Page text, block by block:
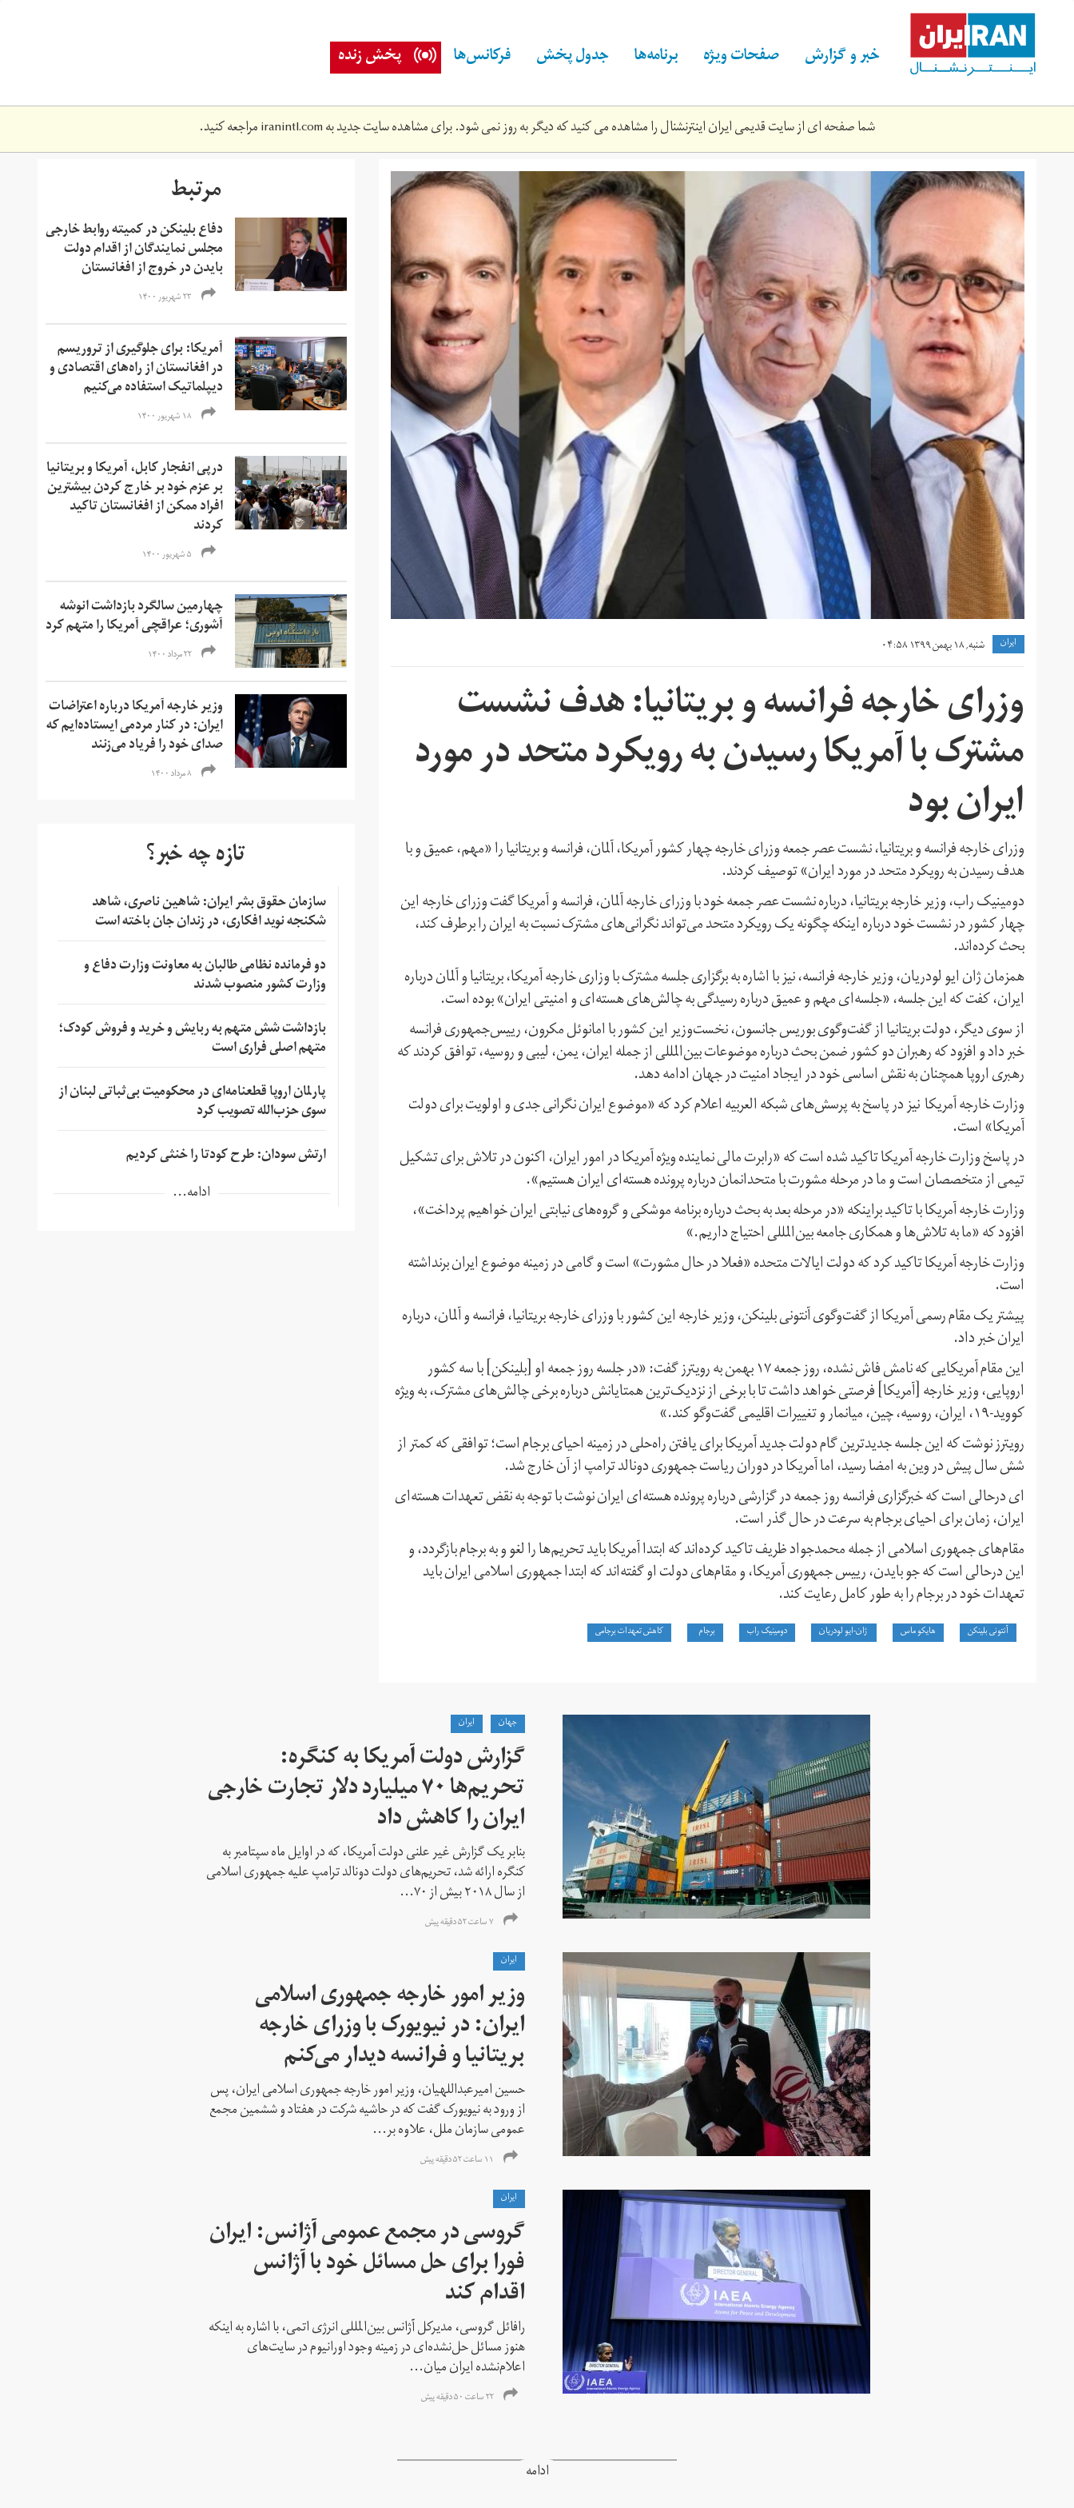
content خبر و گزارش صفحات ویژه برنامه‌ها جدول پخش فرکانس‌ها پخش زنده
شما صفحه ای از سایت قدیمی ایران اینترنشنال را مشاهده می کنید که دیگر به روز نمی شود. برای مشاهده سایت جدید بهiranintl.comمراجعه کنید.
f-
4-
55545403334543-
10.jpg
ايران شنبه, ۱۸ بهمن ۱۳۹۹ ۰۴:۵۸
وزرای خارجه فرانسه و بریتانیا: هدف نشست
مشترک با آمریکا رسیدن به رویکرد متحد در مورد
ایران بود
وزرای خارجه فرانسه و بریتانیا، نشست عصر جمعه وزرای خارجه چهار کشور آمریکا، آلمان، فرانسه و بریتانیا را «مهم، عمیق و با
هدف رسیدن به رویکرد متحد در مورد ایران» توصیف کردند.
دومینیک راب، وزیر خارجه بریتانیا، درباره نشست عصر جمعه خود با وزرای خارجه آلمان، فرانسه و آمریکا گفت وزرای خارجه این
چهار کشور در نشست خود درباره اینکه چگونه یک رویکرد متحد می‌تواند نگرانی‌های مشترک نسبت به ایران را برطرف کند،
بحث کرده‌اند.
همزمان ژان ایو لودریان، وزیر خارجه فرانسه، نیز با اشاره به برگزاری جلسه‌ مشترک با وزاری خارجه آمریکا، بریتانیا و آلمان درباره
ایران، کفت که این جلسه، «جلسه‌ای مهم و عمیق درباره رسیدگی به چالش‌های هسته‌ای و امنیتی ایران» بوده است.
از سوی دیگر، دولت بریتانیا از گفت‌وگوی بوریس جانسون، نخست‌وزیر این کشور با امانوئل مکرون، رییس‌جمهوری فرانسه
خبر داد و افزود که رهبران دو کشور ضمن بحث درباره موضوعات بین‌المللی از جمله ایران، یمن، لیبی و روسیه، توافق کردند که
رهبری اروپا همچنان به نقش اساسی خود در ایجاد امنیت در جهان ادامه دهد.
وزارت خارجه آمریکا نیز در پاسخ به پرسش‌های شبکه العربیه اعلام کرد که «موضوع ایران نگرانی جدی و اولویت برای دولت
آمریکا» است.
در پاسخ وزارت خارجه آمریکا تاکید شده است که «رابرت مالی نماینده ویژه آمریکا در امور ایران، اکنون در تلاش برای تشکیل
تیمی از متخصصان است و ما در مرحله مشورت با متحدانمان درباره پرونده هسته‌ای ایران هستیم».
وزارت خارجه آمریکا با تاکید براینکه «در مرحله بعد به بحث درباره برنامه موشکی و گروه‌های نیابتی ایران خواهیم پرداخت»،
افزود که «ما به تلاش‌ها و همکاری جامعه بین‌المللی احتیاج داریم.»
وزارت خارجه آمریکا تاکید کرد که دولت ایالات متحده «فعلا در حال مشورت» است و گامی در زمینه موضوع ایران برنداشته
است.
پیشتر یک مقام رسمی آمریکا از گفت‌وگوی آنتونی بلینکن، وزیر خارجه این کشور با وزرای خارجه بریتانیا، فرانسه و آلمان، درباره
ایران خبر داد.
این مقام آمریکایی که نامش فاش نشده، روز جمعه ۱۷ بهمن به رویترز گفت: «در جلسه روز جمعه او [بلینکن] با سه کشور
اروپایی، وزیر خارجه [آمریکا] فرصتی خواهد داشت تا با برخی از نزدیک‌ترین همتایانش درباره برخی چالش‌های مشترک، به ویژه
کووید-۱۹، ایران، روسیه، چین، میانمار و تغییرات اقلیمی گفت‌وگو کند.»
رویترز نوشت که این جلسه جدیدترین گام دولت جدید آمریکا برای یافتن راه‌حلی در زمینه احیای برجام است؛ توافقی که کمتر از
شش سال پیش در وین به امضا رسید، اما آمریکا در دوران ریاست جمهوری دونالد ترامپ از آن خارج شد.
ای درحالی است که خبرگزاری فرانسه روز جمعه در گزارشی درباره پرونده هسته‌ای ایران نوشت با توجه به نقض تعهدات هسته‌ای
ایران، زمان برای احیای برجام به سرعت در حال گذر است.
مقام‌های جمهوری اسلامی از جمله محمدجواد ظریف تاکید کرده‌اند که ابتدا آمریکا باید تحریم‌ها را لغو و به برجام بازگردد، و
این درحالی است که جو بایدن، رییس جمهوری آمریکا، و مقام‌های دولت او گفته‌اند که ابتدا جمهوری اسلامی ایران باید
تعهدات خود در برجام را به طور کامل رعایت کند.
آنتونی بلینکن هایکو ماس ژان-ایو لودریان دومینیک راب برجام کاهش تعهدات برجامی
مرتبط
دفاع بلینکن در کمیته روابط خارجی
مجلس نمایندگان از اقدام دولت
بایدن در خروج از افغانستان
۲۳ شهریور ۱۴۰۰
آمریکا: برای جلوگیری از تروریسم
در افغانستان از راه‌های اقتصادی و
دیپلماتیک استفاده می‌کنیم
۱۸ شهریور ۱۴۰۰
درپی انفجار کابل، آمریکا و بریتانیا
بر عزم خود بر خارج کردن بیشترین
افراد ممکن از افغانستان تاکید
کردند
۵ شهریور ۱۴۰۰
چهارمین سالگرد بازداشت انوشه
آشوری؛ عراقچی آمریکا را متهم کرد
۲۲ مرداد ۱۴۰۰
وزیر خارجه آمریکا درباره اعتراضات
ایران: در کنار مردمی ایستاده‌ایم که
صدای خود را فریاد می‌زنند
۸ مرداد ۱۴۰۰
تازه چه خبر؟
سازمان حقوق بشر ایران: شاهین ناصری، شاهد
شکنجه نوید افکاری، در زندان جان باخته است
دو فرمانده نظامی طالبان به معاونت وزارت دفاع و
وزارت کشور منصوب شدند
بازداشت شش متهم به ربایش و خرید و فروش کودک؛
متهم اصلی فراری است
پارلمان اروپا قطعنامه‌ای در محکومیت بی‌ثباتی لبنان از
سوی حزب‌الله تصویب کرد
ارتش سودان: طرح کودتا را خنثی کردیم
ادامه...
جهان ايران
گزارش دولت آمریکا به کنگره:
تحریم‌ها ۷۰ میلیارد دلار تجارت خارجی
ایران را کاهش داد
بنابر یک گزارش غیر علنی دولت آمریکا، که در اوایل ماه سپتامبر به
کنگره ارائه شد، تحریم‌های دولت دونالد ترامپ علیه جمهوری اسلامی
از سال ۲۰۱۸ بیش از ۷۰...
۷ ساعت ۵۲ دقیقه پیش
ايران
وزیر امور خارجه جمهوری اسلامی
ایران: در نیویورک با وزرای خارجه
بریتانیا و فرانسه دیدار می‌کنم
حسین امیرعبداللهیان، وزیر امور خارجه جمهوری اسلامی ایران، پس
از ورود به نیویورک گفت که در حاشیه شرکت در هفتاد و ششمین مجمع
عمومی سازمان ملل، علاوه بر...
۱۱ ساعت ۵۲ دقیقه پیش
ايران
گروسی در مجمع عمومی آژانس: ایران
فورا برای حل مسائل خود با آژانس
اقدام کند
رافائل گروسی، مدیرکل آژانس بین‌المللی انرژی اتمی، با اشاره به اینکه
هنوز مسائل حل‌نشده‌ای در زمینه وجود اورانیوم در سایت‌های
اعلام‌نشده ایران میان...
۲۲ ساعت ۵۰ دقیقه پیش
ادامه